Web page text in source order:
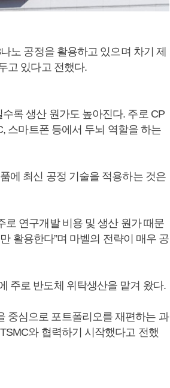
노 공정을 활용하고 있으며 차기 제
고 있다고 전했다.
록 생산 원가도 높아진다. 주로 CP
스마트폰 등에서 두뇌 역할을 하는
에 최신 공정 기술을 적용하는 것은
로 연구개발 비용 및 생산 원가 때문
활용한다”며 마벨의 전략이 매우 공
주로 반도체 위탁생산을 맡겨 왔다.
중심으로 포트폴리오를 재편하는 과
와 협력하기 시작했다고 전했